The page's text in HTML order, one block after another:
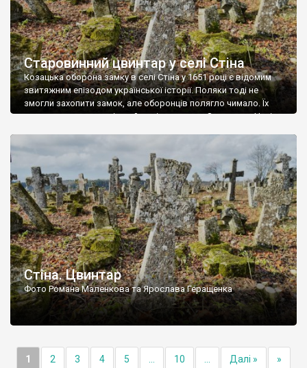
Старовинний цвинтар у селі Стіна
Козацька оборона замку в селі Стіна у 1651 році є відомим
звитяжним епізодом української історії. Поляки тоді не
змогли захопити замок, але оборонців полягло чимало. Їх
поховали на цвинтарі, який тоді називався Замковим. Нині на
ньому чимало хрестів 19 століття, є такі, де епітафії стер […]
Стіна. Цвинтар
Фото Романа Маленкова та Ярослава Геращенка
1 2 3 4 5 10 Далі » »